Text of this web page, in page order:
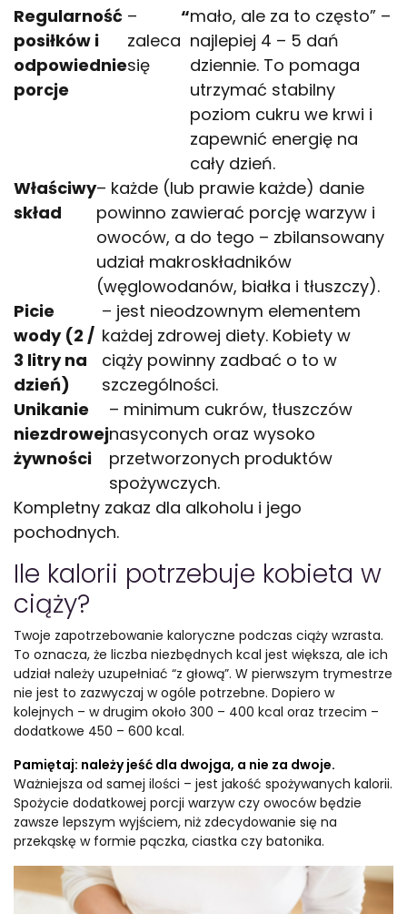
Regularność
posiłków i
odpowiednie
porcje
–
zaleca
się
“mało, ale za to często” –
najlepiej 4 – 5 dań
dziennie. To pomaga
utrzymać stabilny
poziom cukru we krwi i
zapewnić energię na
cały dzień.
Właściwy
skład
– każde (lub prawie każde) danie
powinno zawierać porcję warzyw i
owoców, a do tego – zbilansowany
udział makroskładników
(węglowodanów, białka i tłuszczy).
Picie
wody (2 /
3 litry na
dzień)
– jest nieodzownym elementem
każdej zdrowej diety. Kobiety w
ciąży powinny zadbać o to w
szczególności.
Unikanie
niezdrowej
żywności
– minimum cukrów, tłuszczów
nasyconych oraz wysoko
przetworzonych produktów
spożywczych.
Kompletny zakaz dla alkoholu i jego
pochodnych.
Ile kalorii potrzebuje kobieta w
ciąży?
Twoje zapotrzebowanie kaloryczne podczas ciąży wzrasta.
To oznacza, że liczba niezbędnych kcal jest większa, ale ich
udział należy uzupełniać “z głową”. W pierwszym trymestrze
nie jest to zazwyczaj w ogóle potrzebne. Dopiero w
kolejnych – w drugim około 300 – 400 kcal oraz trzecim –
dodatkowe 450 – 600 kcal.
Pamiętaj: należy jeść dla dwojga, a nie za dwoje.
Ważniejsza od samej ilości – jest jakość spożywanych kalorii.
Spożycie dodatkowej porcji warzyw czy owoców będzie
zawsze lepszym wyjściem, niż zdecydowanie się na
przekąskę w formie pączka, ciastka czy batonika.